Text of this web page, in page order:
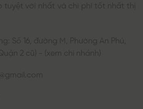
tuyệt vời nhất và chi phí tốt nhất thị
Số 16, đường M, Phường An Phú,
2 cũ) - (xem chi nhánh)